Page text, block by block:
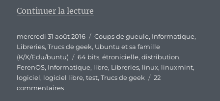
Continuer la lecture
Publié
le
mercredi 31 août 2016 Catégories
Coups de gueule, Informatique,
Libreries,Trucs de geek, Ubuntu et sa famille
(K/X/Edu/buntu)
Étiquettes
64 bits,étronicielle,distribution,
FerenOS, Informatique, libre, Libreries, linux, linuxmint,
logiciel, logiciel libre,test,Trucs de geek
22
commentairessur